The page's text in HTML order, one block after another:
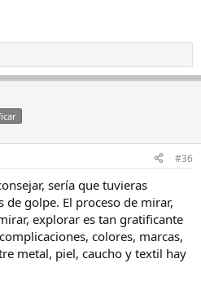
#36
sería que tuvieras
de golpe. El proceso de mirar,
explorar es tan gratificante
colores, marcas,
metal, piel, caucho y textil hay